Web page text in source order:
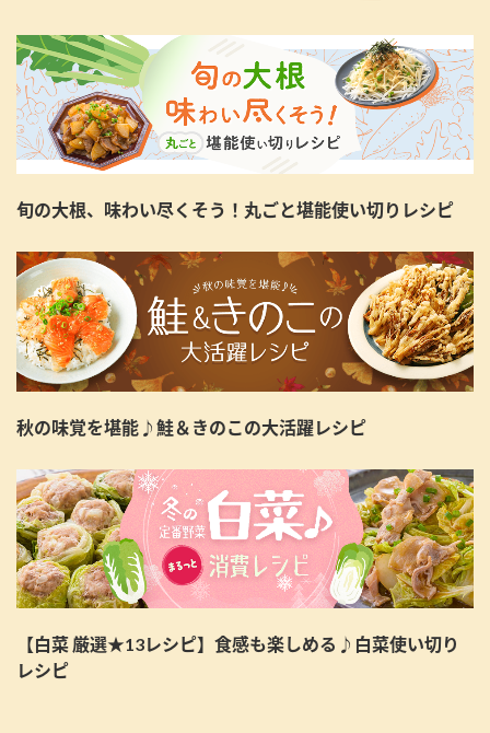
旬の大根、味わい尽くそう！丸ごと堪能使い切りレシピ
秋の味覚を堪能♪鮭＆きのこの大活躍レシピ
【白菜 厳選★13レシピ】食感も楽しめる♪白菜使い切り
レシピ